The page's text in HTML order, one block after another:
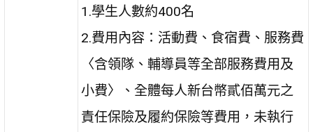
1.學生人數約400名
2.費用內容：活動費、食宿費、服務費
〈含領隊、輔導員等全部服務費用及
小費〉、全體每人新台幣貳佰萬元之
責任保險及履約保險等費用，未執行